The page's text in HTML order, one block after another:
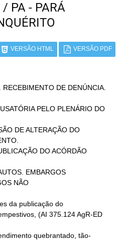
PA - PARÁ
VERSÃO HTML VERSÃO PDF
DE DENÚNCIA.
NÃO
da publicação do